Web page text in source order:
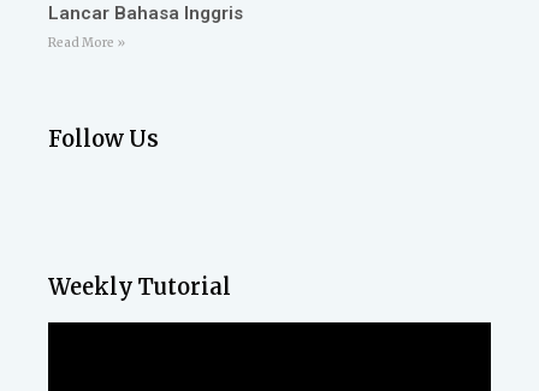
Lancar Bahasa Inggris
Read More »
Follow Us
Weekly Tutorial